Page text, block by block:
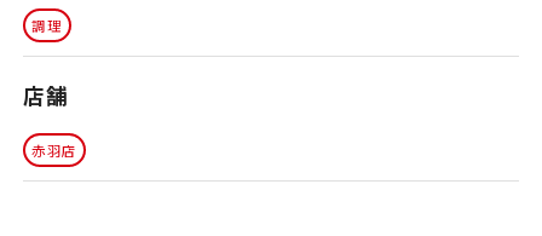
調理
店舗
赤羽店